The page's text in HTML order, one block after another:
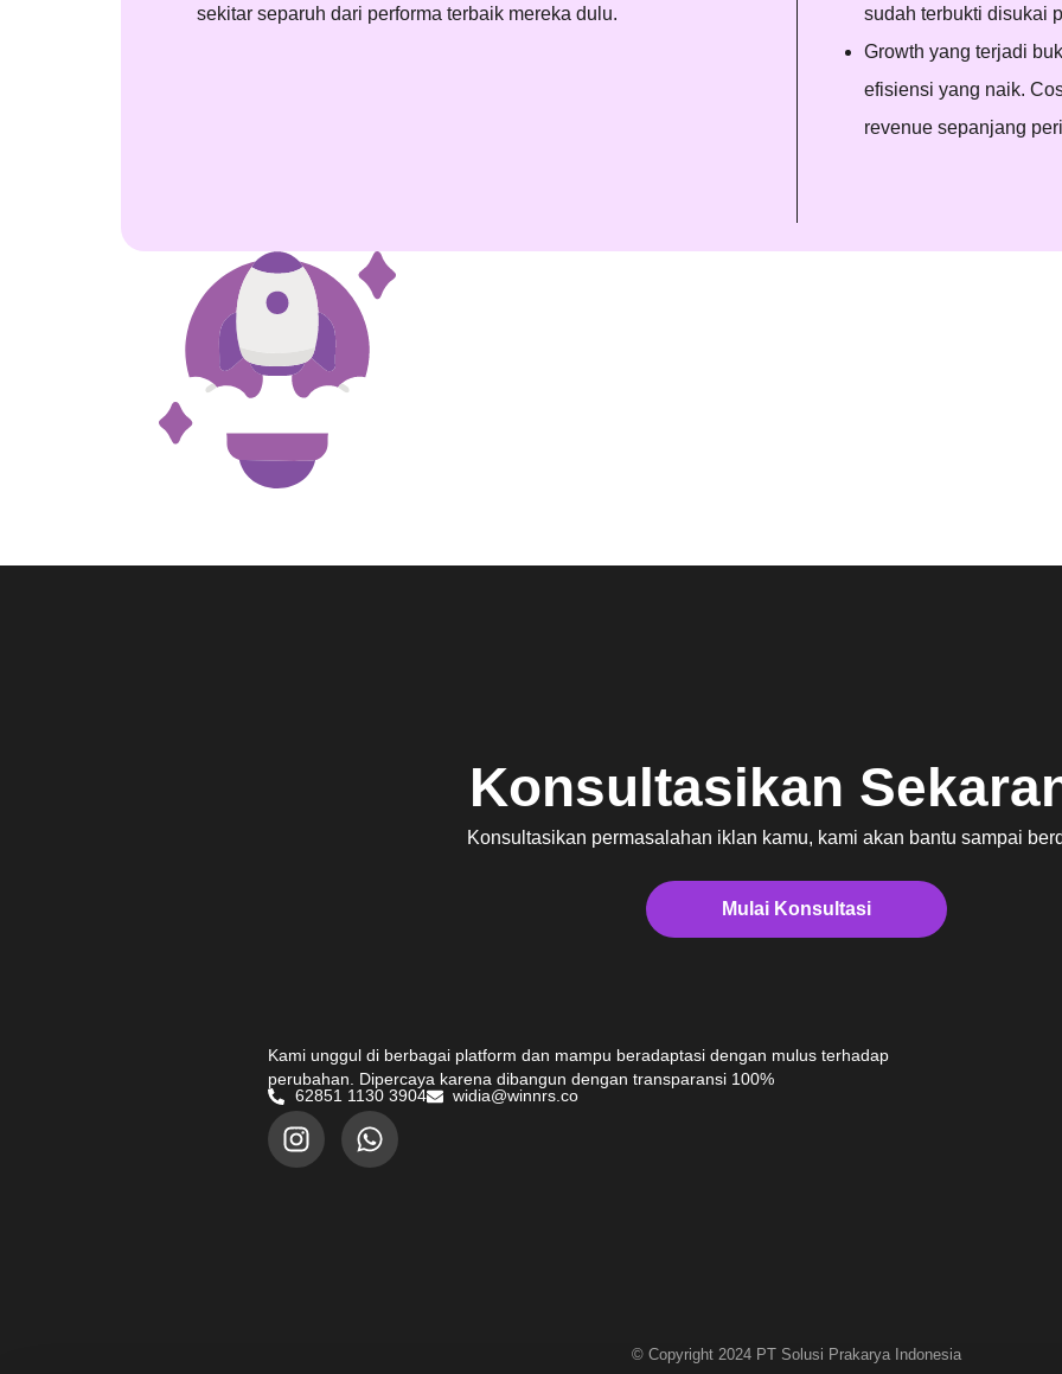
sekitar separuh dari performa terbaik mereka dulu.
sudah terbukti disukai
Growth yang terjadi
efisiensi yang naik.
revenue sepanjang
Konsultasikan
Konsultasikan permasalahan iklan kamu, kami akan bantu sampai
Mulai Konsultasi
Kami unggul di berbagai platform dan mampu beradaptasi dengan mulus terhadap
perubahan. Dipercaya karena dibangun dengan transparansi 100%
62851 1130 3904
widia@winnrs.co
© Copyright 2024 PT Solusi Prakarya Indonesia